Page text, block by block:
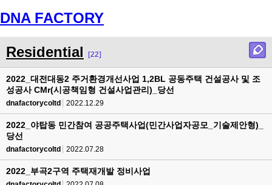
DNA FACTORY
Menu
Residential [22]
2022_대전대동2 주거환경개선사업 1,2BL 공동주택 건설공사 및 조
성공사 CMr(시공책임형 건설사업관리)_당선
dnafactorycoltd 2022.12.29
2022_야탑동 민간참여 공공주택사업(민간사업자공모_기술제안형)_
당선
dnafactorycoltd 2022.07.28
2022_부곡2구역 주택재개발 정비사업